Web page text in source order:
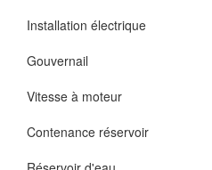
Installation électrique
Gouvernail
Vitesse à moteur
Contenance réservoir